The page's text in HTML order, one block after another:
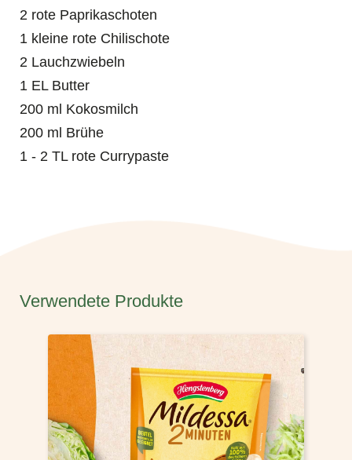
2 rote Paprikaschoten
1 kleine rote Chilischote
2 Lauchzwiebeln
1 EL Butter
200 ml Kokosmilch
200 ml Brühe
1 - 2 TL rote Currypaste
Verwendete Produkte